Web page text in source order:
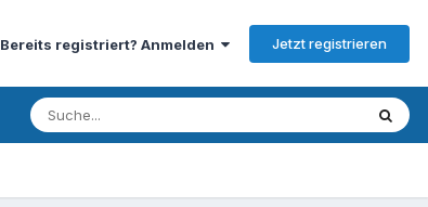
Bereits registriert? Anmelden Jetzt registrieren